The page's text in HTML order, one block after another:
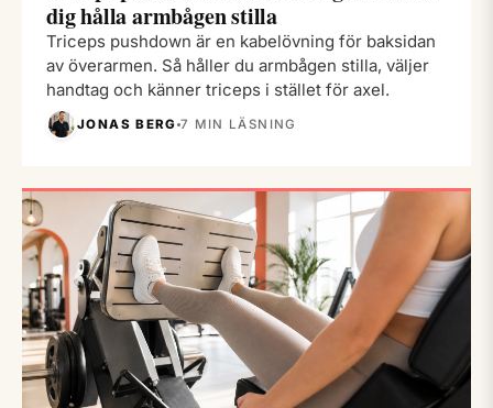
dig hålla armbågen stilla
Triceps pushdown är en kabelövning för baksidan
av överarmen. Så håller du armbågen stilla, väljer
handtag och känner triceps i stället för axel.
JONAS BERG 7 MIN LÄSNING